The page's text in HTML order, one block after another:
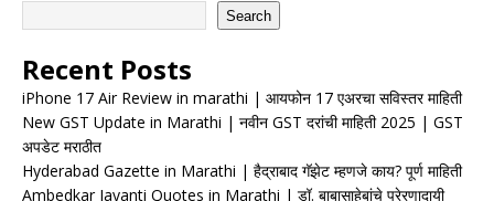
Search
Recent Posts
iPhone 17 Air Review in marathi | आयफोन 17 एअरचा सविस्तर माहिती
New GST Update in Marathi | नवीन GST दरांची माहिती 2025 | GST
अपडेट मराठीत
Hyderabad Gazette in Marathi | हैद्राबाद गॅझेट म्हणजे काय? पूर्ण माहिती
Ambedkar Jayanti Quotes in Marathi | डॉ. बाबासाहेबांचे प्रेरणादायी